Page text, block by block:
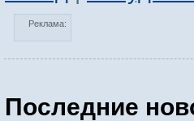
Реклама:
Последние